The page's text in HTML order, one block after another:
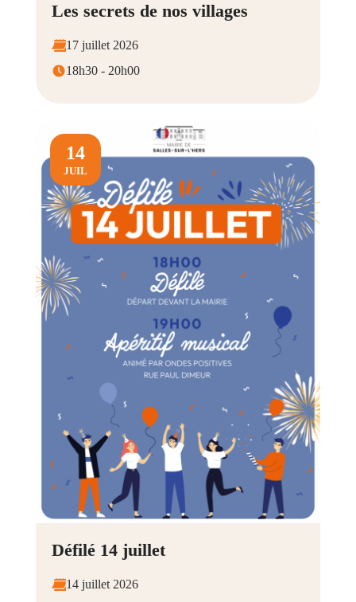
Les secrets de nos villages
17 juillet 2026
18h30 - 20h00
14
JUIL
Défilé 14 juillet
14 juillet 2026